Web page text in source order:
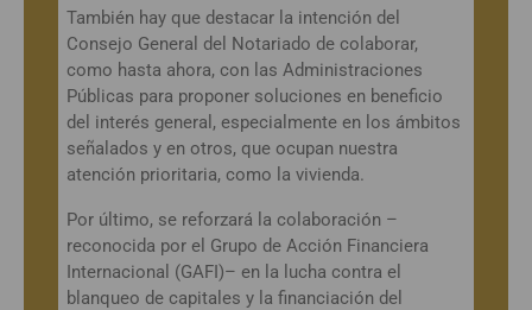
También hay que destacar la intención del
Consejo General del Notariado de colaborar,
como hasta ahora, con las Administraciones
Públicas para proponer soluciones en beneficio
del interés general, especialmente en los ámbitos
señalados y en otros, que ocupan nuestra
atención prioritaria, como la vivienda.
Por último, se reforzará la colaboración –
reconocida por el Grupo de Acción Financiera
Internacional (GAFI)– en la lucha contra el
blanqueo de capitales y la financiación del